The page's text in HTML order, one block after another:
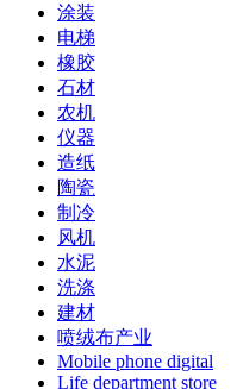
涂装
电梯
橡胶
石材
农机
仪器
造纸
陶瓷
制冷
风机
水泥
洗涤
建材
喷绒布产业
Mobile phone digital
Life department store